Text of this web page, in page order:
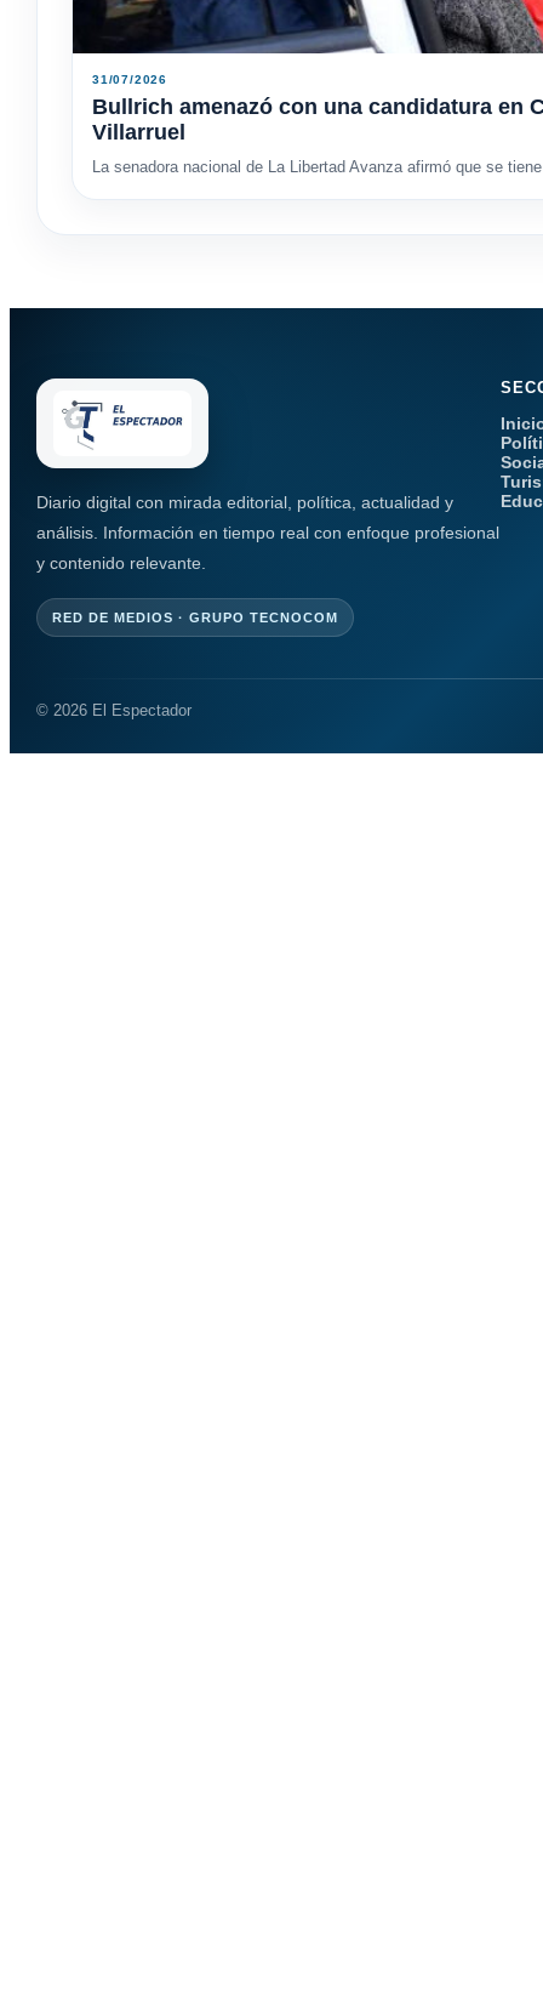
31/07/2026
Bullrich amenazó con una candidatura en
Villarruel
La senadora nacional de La Libertad Avanza afirmó que se
Diario digital con mirada editorial, política, actualidad y
análisis. Información en tiempo real con enfoque profesional
y contenido relevante.
RED DE MEDIOS · GRUPO TECNOCOM
© 2026 El Espectador